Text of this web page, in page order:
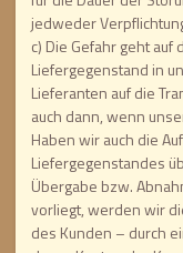
jedweder
c) Die Gefahr geht
Liefergegenstand in
Lieferanten auf die
auch dann, wenn
Haben wir auch die
Liefergegenstandes
Übergabe bzw.
vorliegt, werden wir
des Kunden – durch